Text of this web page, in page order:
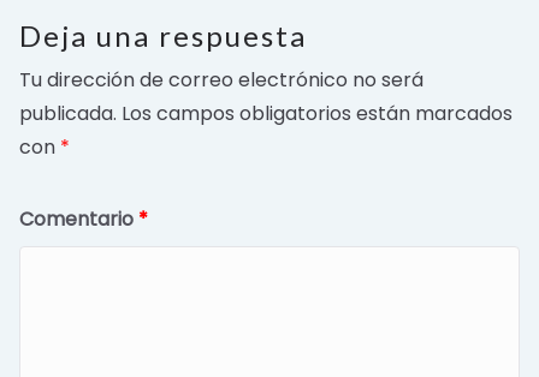
Deja una respuesta
Tu dirección de correo electrónico no será
publicada. Los campos obligatorios están marcados
con *
Comentario *